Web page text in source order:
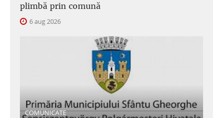
plimbă prin comună
6 aug 2026
COMUNICATE